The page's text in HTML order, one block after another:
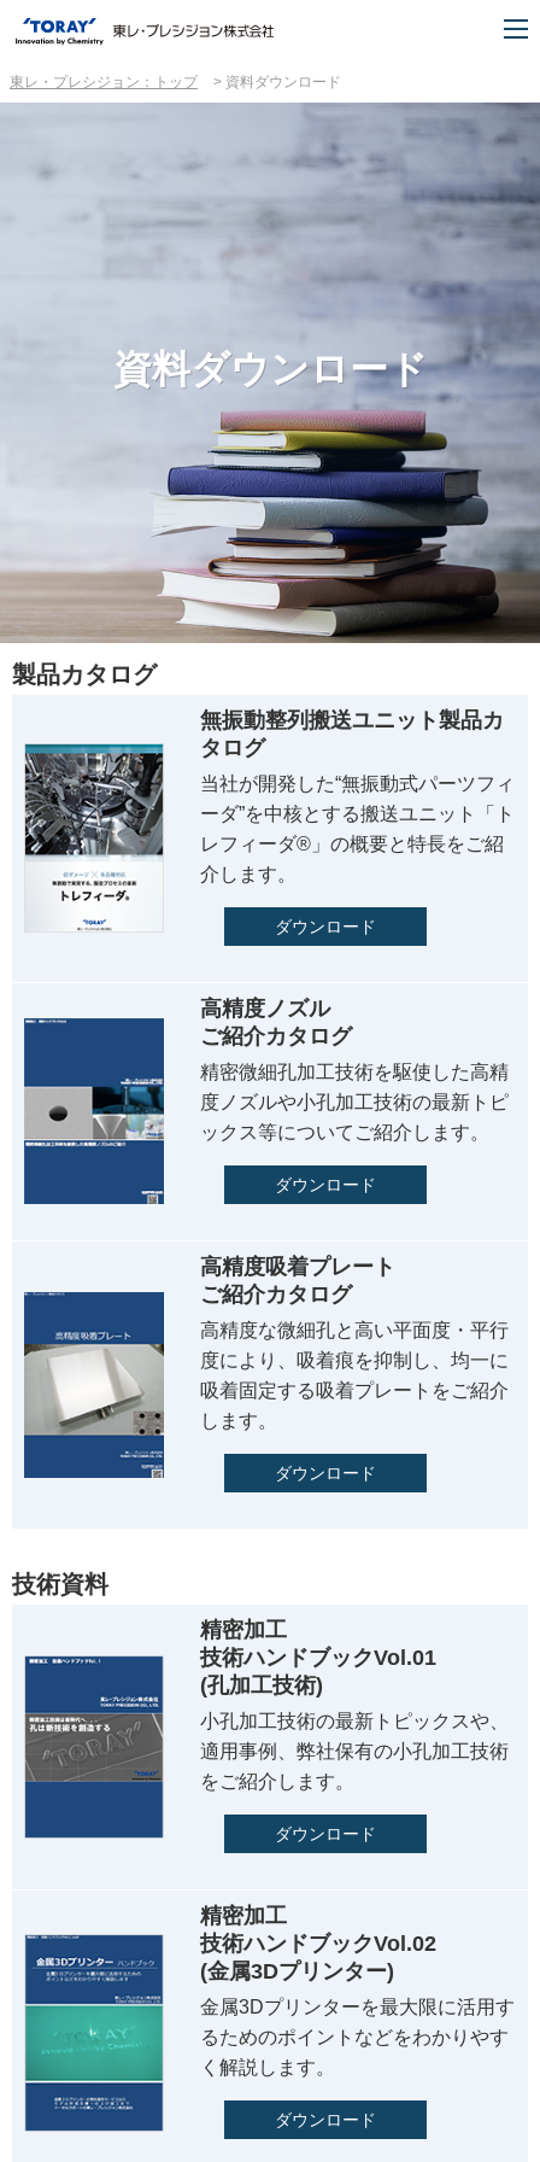
東レ・プレシジョン：トップ 資料ダウンロード
資料ダウンロード
製品カタログ
無振動整列搬送ユニット製品カ
タログ
当社が開発した“無振動式パーツフィ
ーダ”を中核とする搬送ユニット「ト
レフィーダ®」の概要と特長をご紹
介します。
ダウンロード
高精度ノズル
ご紹介カタログ
精密微細孔加工技術を駆使した高精
度ノズルや小孔加工技術の最新トピ
ックス等についてご紹介します。
ダウンロード
高精度吸着プレート
ご紹介カタログ
高精度な微細孔と高い平面度・平行
度により、吸着痕を抑制し、均一に
吸着固定する吸着プレートをご紹介
します。
ダウンロード
技術資料
精密加工
技術ハンドブックVol.01
(孔加工技術)
小孔加工技術の最新トピックスや、
適用事例、弊社保有の小孔加工技術
をご紹介します。
ダウンロード
精密加工
技術ハンドブックVol.02
(金属3Dプリンター)
金属3Dプリンターを最大限に活用す
るためのポイントなどをわかりやす
く解説します。
ダウンロード